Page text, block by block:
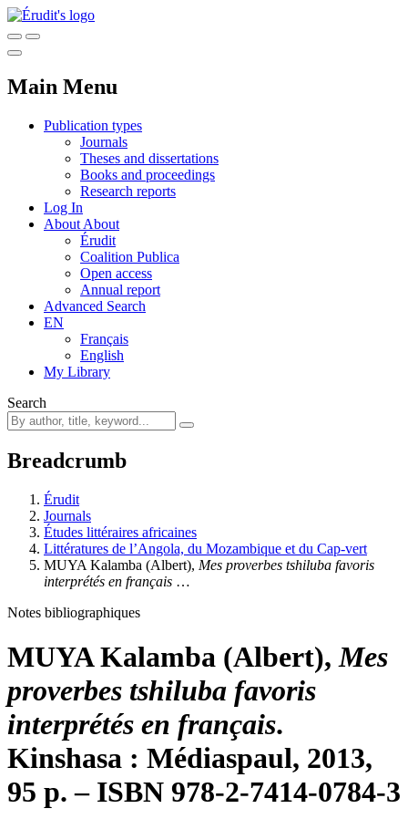
Main Menu
Publication types
Journals
Theses and dissertations
Books and proceedings
Research reports
Log In
About About
Érudit
Coalition Publica
Open access
Annual report
Advanced Search
EN
Français
English
My Library
Search
Breadcrumb
Érudit
Journals
Études littéraires africaines
Littératures de l’Angola, du Mozambique et du Cap-vert
MUYA Kalamba (Albert), Mes proverbes tshiluba favoris
interprétés en français …
Notes bibliographiques
MUYA Kalamba (Albert), Mes
proverbes tshiluba favoris
interprétés en français.
Kinshasa : Médiaspaul, 2013,
95 p. – ISBN 978-2-7414-0784-3